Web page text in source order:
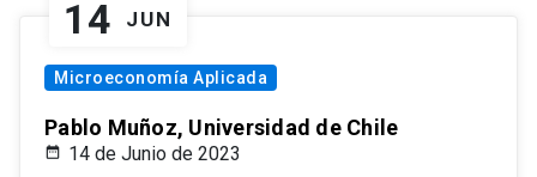
14 JUN
Microeconomía Aplicada
Pablo Muñoz, Universidad de Chile
14 de Junio de 2023